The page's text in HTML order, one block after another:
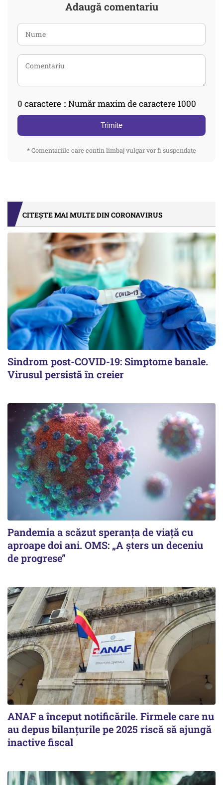
Adaugă comentariu
0 caractere :: Număr maxim de caractere 1000
Trimite
* Comentariile care contin limbaj vulgar vor fi suspendate
CITEȘTE MAI MULTE DIN CORONAVIRUS
Sindrom post-COVID-19: Simptome banale.
Virusul persistă în creier
Pandemia a scăzut speranţa de viaţă cu
aproape doi ani. OMS: „A şters un deceniu
de progrese”
ANAF a început notificările. Firmele care nu
au depus bilanțurile pe 2025 riscă să ajungă
inactive fiscal